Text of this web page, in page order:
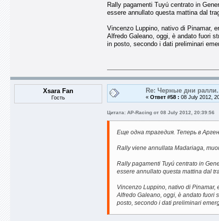
Rally pagamenti Tuyú centrato in
essere annullato questa mattina dal
Vincenzo Luppino, nativo di Pinamar,
Alfredo Galeano, oggi, è andato fuori
in posto, secondo i dati preliminari
Xsara Fan
Гость
Re: Черные дни
« Ответ #58 : 08 July 2012,
Цитата: AP-Racing от 08 July 2012, 20:39:56
Еще одна трагедия. Теперь в
Rally viene annullata Madariaga,
Rally pagamenti Tuyú centrato in
essere annullato questa mattina dal
Vincenzo Luppino, nativo di
Alfredo Galeano, oggi, è andato fuori
posto, secondo i dati preliminari